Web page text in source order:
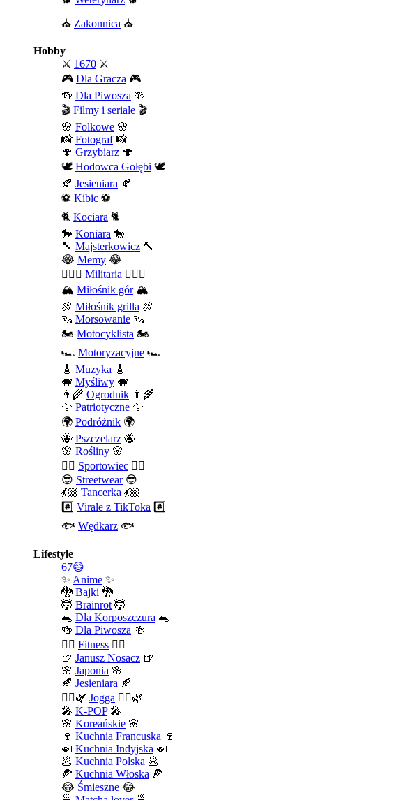
⛪ Zakonnica ⛪
Hobby
⚔️ 1670 ⚔️
🎮 Dla Gracza 🎮
🍻 Dla Piwosza 🍻
🎬 Filmy i seriale 🎬
🌸 Folkowe 🌸
📸 Fotograf📸
🍄 Grzybiarz 🍄
🕊️ Hodowca Gołębi 🕊️
🍂 Jesieniara 🍂
⚽ Kibic ⚽
🐈 Kociara 🐈
🐎 Koniara 🐎
🔨 Majsterkowicz 🔨
😂 Memy 😂
💂🏻‍♂️ Militaria 💂🏻‍♂️
🏔️ Miłośnik gór🏔️
🍖 Miłośnik grilla 🍖
🦦 Morsowanie 🦦
🏍️ Motocyklista 🏍️
🏎️ Motoryzacyjne 🏎️
🎸 Muzyka 🎸
🐗 Myśliwy 🐗
👨‍🌾 Ogrodnik 👨‍🌾
🦅 Patriotyczne 🦅
🌍 Podróżnik 🌍
🐝 Pszczelarz 🐝
🌸 Rośliny 🌸
🤾‍♀️ Sportowiec 🤾‍♀️
😎 Streetwear😎
💃🏼 Tancerka 💃🏼
#️⃣ Virale z TikToka #️⃣
🐟 Wędkarz 🐟
Lifestyle
67😄
✨ Anime ✨
🐉 Bajki 🐉
🤯 Brainrot 🤯
🐀 Dla Korposzczura 🐀
🍻 Dla Piwosza 🍻
🤾‍♀️ Fitness 🤾‍♀️
🍺 Janusz Nosacz 🍺
🌸 Japonia 🌸
🍂 Jesieniara 🍂
🧘‍♀️🌿 Jogga 🧘‍♀️🌿
🎤 K-POP🎤
🌸 Koreańskie 🌸
🍷 Kuchnia Francuska 🍷
🍛 Kuchnia Indyjska 🍛
🥟 Kuchnia Polska 🥟
🍕 Kuchnia Włoska 🍕
😂 Śmieszne 😂